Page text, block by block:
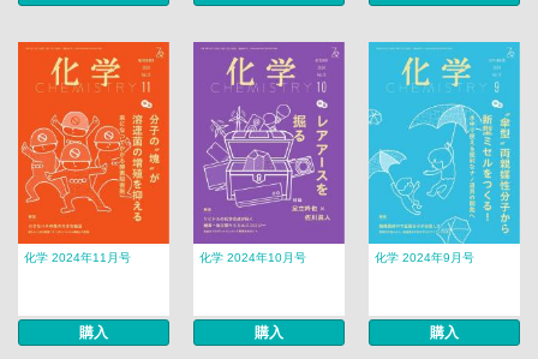
化学 2024年11月号
購入
化学 2024年10月号
購入
化学 2024年9月号
購入